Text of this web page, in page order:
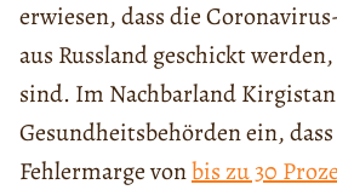
erwiesen, dass die
aus Russland geschickt
sind. Im Nachbarland
Gesundheitsbehörden ein,
Fehlermarge vonbis zu 30